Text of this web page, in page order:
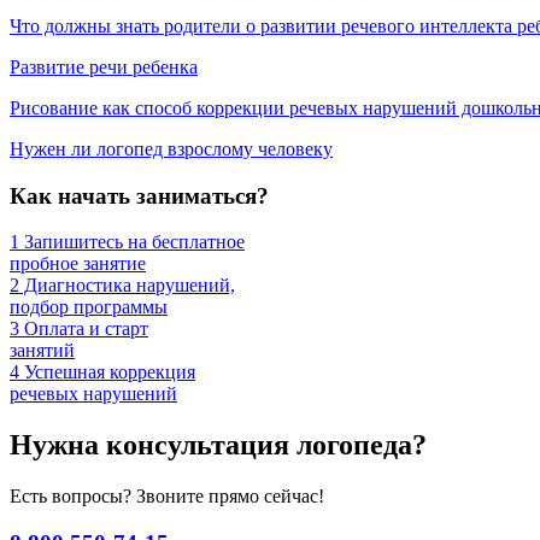
Что должны знать родители о развитии речевого интеллекта
Развитие речи ребенка
Рисование как способ коррекции речевых нарушений
Нужен ли логопед взрослому человеку
Как начать заниматься?
1 Запишитесь на бесплатное
пробное занятие
2 Диагностика нарушений,
подбор программы
3 Оплата и старт
занятий
4 Успешная коррекция
речевых нарушений
Нужна консультация логопеда?
Есть вопросы? Звоните прямо сейчас!